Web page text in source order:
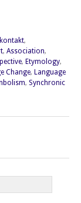
,
, Association,
, Etymology,
Change, Language
, Synchronic